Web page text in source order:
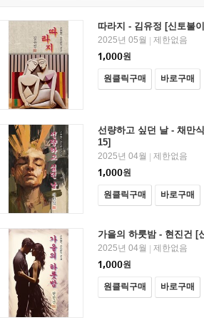
따라지 - 김유정 [신토불
2025년 05월 | 제한없음
1,000원
원클릭구매 바로구매
선량하고 싶던 날 - 채만
15]
2025년 04월 | 제한없음
1,000원
원클릭구매 바로구매
가을의 하룻밤 - 현진건 [
2025년 04월 | 제한없음
1,000원
원클릭구매 바로구매